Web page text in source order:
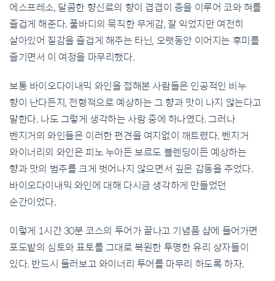
에스프레소, 달콤한 향신료의 향이 겹겹이 층을 이루어 코와 혀를
즐겁게 해준다.풀바디의 묵직한 무게감, 잘 익었지만 여전히
살아있어 질감을 즐겁게 해주는 타닌, 오랫동안 이어지는 후미를
즐기면서 이 여정을 마무리했다.
보통 바이오다이내믹 와인을 접해본 사람들은 인공적인 비누
향이 난다든지, 전형적으로 예상하는 그 향과 맛이 나지 않는다고
말한다. 나도 그렇게 생각하는 사람 중에 하나였다.그러나
벤지거의 와인들은 이러한 편견을 여지없이 깨트렸다. 벤지거
와이너리의 와인은 피노 누아든 보르도 블렌딩이든 예상하는
향과 맛의 범주를 크게 벗어나지 않으면서 깊은 감동을 주었다.
바이오다이내믹 와인에 대해 다시금 생각하게 만들었던
순간이었다.
이렇게 1시간30분 코스의 투어가 끝나고 기념품 샵에 들어가면
포도밭의 심토와 표토를 그대로 복원한 투명한 유리 상자들이
있다. 반드시 둘러보고 와이너리 투어를 마무리 하도록 하자.